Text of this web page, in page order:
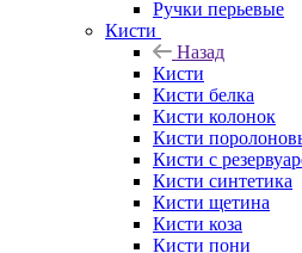
Ручки перьевые
Кисти
Назад
Кисти
Кисти белка
Кисти колонок
Кисти
Кисти с
Кисти синтетика
Кисти щетина
Кисти коза
Кисти пони